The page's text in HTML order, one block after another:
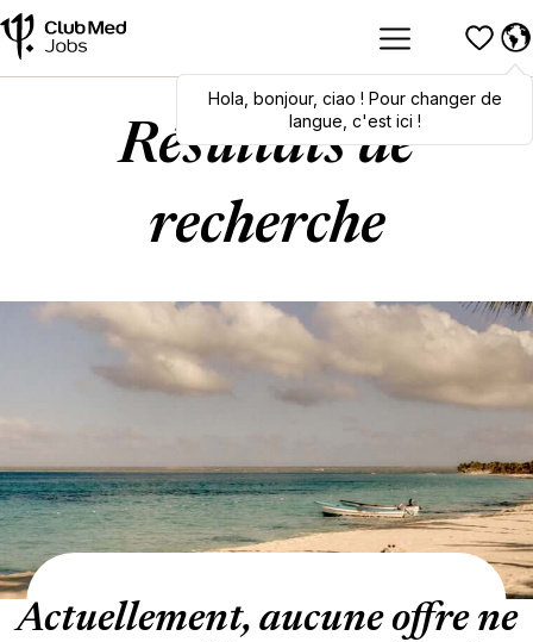
Hola,bonjour,ciao! To switch
languages, click here!
Hola bonjour, ciao ! Pour changer de
langue, c'est ici !
Résultats de
recherche
Actuellement, aucune offre ne